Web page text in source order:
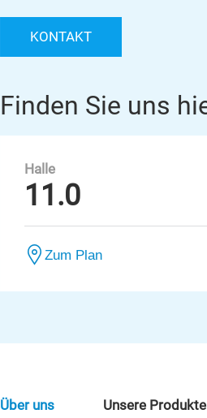
KONTAKT
Finden Sie uns
Halle
11.0
Zum Plan
Über uns Unsere Produkte